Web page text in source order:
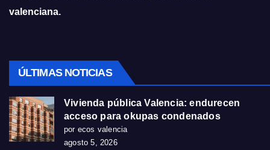
valenciana.
ÚLTIMAS NOTICIAS
Vivienda pública Valencia: endurecen
acceso para okupas condenados
por ecos valencia
agosto 5, 2026